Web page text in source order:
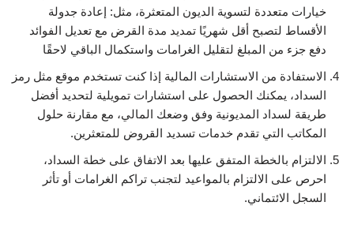
خيارات متعددة لتسوية الديون المتعثرة، مثل: إعادة جدولة
الأقساط لتصبح أقل شهريًا تمديد مدة القرض مع تعديل الفوائد
دفع جزء من المبلغ لتقليل الغرامات واستكمال الباقي لاحقًا
الاستفادة من الاستشارات المالية إذا كنت تستخدم موقع مثل رمز
السداد، يمكنك الحصول على استشارات تمويلية لتحديد أفضل
طريقة لسداد المديونية وفق وضعك المالي، مع مقارنة حلول
المكاتب التي تقدم خدمات تسديد القروض للمتعثرين.
الالتزام بالخطة المتفق عليها بعد الاتفاق على خطة السداد،
احرص على الالتزام بالمواعيد لتجنب تراكم الغرامات أو تأثر
السجل الائتماني.